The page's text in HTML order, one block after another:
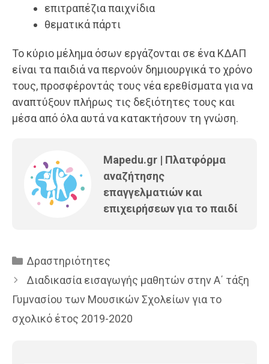
επιτραπέζια παιχνίδια
θεματικά πάρτι
Το κύριο μέλημα όσων εργάζονται σε ένα ΚΔΑΠ
είναι τα παιδιά να περνούν δημιουργικά το χρόνο
τους, προσφέροντάς τους νέα ερεθίσματα για να
αναπτύξουν πλήρως τις δεξιότητες τους και
μέσα από όλα αυτά να κατακτήσουν τη γνώση.
Mapedu.gr | Πλατφόρμα
αναζήτησης
επαγγελματιών και
επιχειρήσεων για το παιδί
Κατηγορίες
Δραστηριότητες
Διαδικασία εισαγωγής μαθητών στην Α΄ τάξη
Γυμνασίου των Μουσικών Σχολείων για το
σχολικό έτος 2019-2020